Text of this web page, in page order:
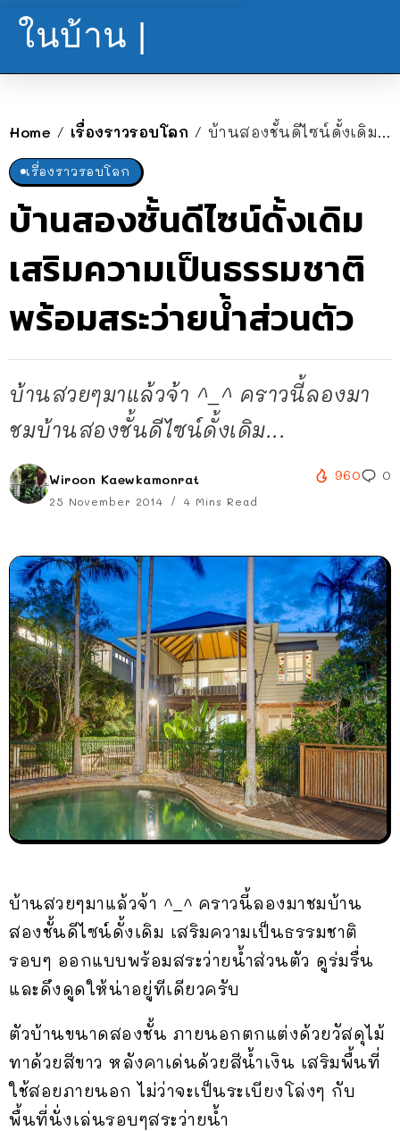
ในบ้าน |
Home / เรื่องราวรอบโลก / บ้านสองชั้นดีไซน์ดั้งเดิม เสริมความเป็นธรรมชาติพร้อมสระว่ายน้ำส่วนตัว
เรื่องราวรอบโลก
บ้านสองชั้นดีไซน์ดั้งเดิม
เสริมความเป็นธรรมชาติ
พร้อมสระว่ายน้ำส่วนตัว
บ้านสวยๆมาแล้วจ้า ^_^ คราวนี้ลองมา
ชมบ้านสองชั้นดีไซน์ดั้งเดิม...
Wiroon Kaewkamonrat
25 November 2014 4 Mins Read
960 0
บ้านสวยๆมาแล้วจ้า ^_^ คราวนี้ลองมาชมบ้าน
สองชั้นดีไซน์ดั้งเดิม เสริมความเป็นธรรมชาติ
รอบๆ ออกแบบพร้อมสระว่ายน้ำส่วนตัว ดูร่มรื่น
และดึงดูดให้น่าอยู่ทีเดียวครับ
ตัวบ้านขนาดสองชั้น ภายนอกตกแต่งด้วยวัสดุไม้
ทาด้วยสีขาว หลังคาเด่นด้วยสีน้ำเงิน เสริมพื้นที่
ใช้สอยภายนอก ไม่ว่าจะเป็นระเบียงโล่งๆ กับ
พื้นที่นั่งเล่นรอบๆสระว่ายน้ำ